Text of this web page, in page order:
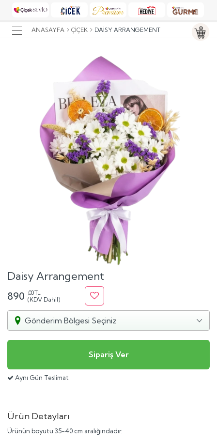
ANASAYFA ÇIÇEK DAISY ARRANGEMENT
Daisy Arrangement
890 ,00 TL
(KDV Dahil)
Gönderim Bölgesi Seçiniz
Aynı Gün Teslimat
Ürün Detayları
Ürünün boyutu 35-40 cm aralığındadır.